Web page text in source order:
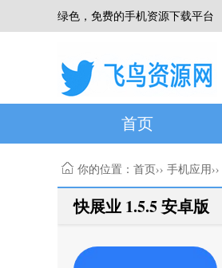
绿色，免费的手机资源下载平台
首页
你的位置： 首页›› 手机应用››
快展业 1.5.5 安卓版